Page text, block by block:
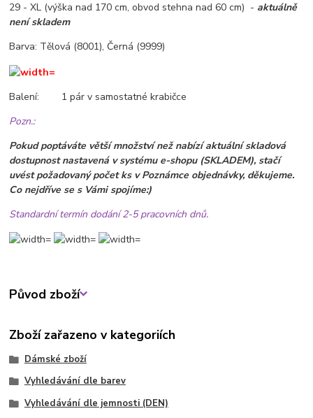
29 - XL (výška nad 170 cm, obvod stehna nad 60 cm) - aktuálně
není skladem
Barva: Tělová (8001), Černá (9999)
Balení: 1 pár v samostatné krabičce
Pozn.:
Pokud poptáváte větší množství než nabízí aktuální skladová
dostupnost nastavená v systému e-shopu (SKLADEM), stačí
uvést požadovaný počet ks v Poznámce objednávky, děkujeme.
Co nejdříve se s Vámi spojíme:)
Standardní termín dodání 2-5 pracovních dnů.
Původ zboží
Zboží zařazeno v kategoriích
Dámské zboží
Vyhledávání dle barev
Vyhledávání dle jemnosti (DEN)